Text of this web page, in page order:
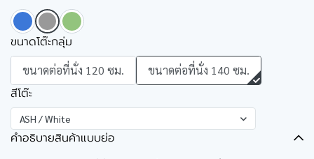
ขนาดโต๊ะกลุ่ม
ขนาดต่อที่นั่ง 120 ซม. ขนาดต่อที่นั่ง 140 ซม.
สีโต๊ะ
ASH / White
คำอธิบายสินค้าแบบย่อ